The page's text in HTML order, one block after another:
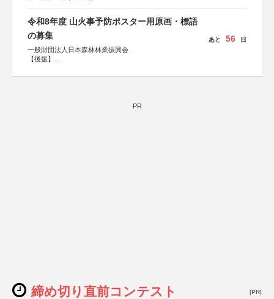
令和8年度 山火事予防ポスター用原画・標語
の募集
一般財団法人日本森林林業振興会
【後援】
会、森林火災対策協会
あと 56 日
PR
締め切り直前コンテスト [PR]